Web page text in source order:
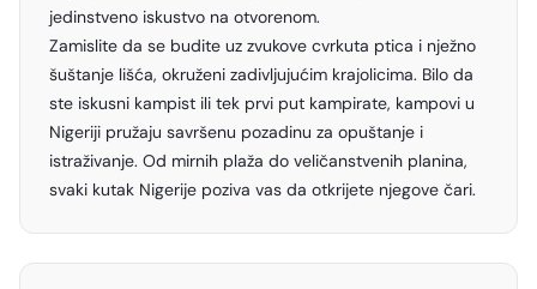
jedinstveno iskustvo na otvorenom.
Zamislite da se budite uz zvukove cvrkuta ptica i nježno
šuštanje lišća, okruženi zadivljujućim krajolicima. Bilo da
ste iskusni kampist ili tek prvi put kampirate, kampovi u
Nigeriji pružaju savršenu pozadinu za opuštanje i
istraživanje. Od mirnih plaža do veličanstvenih planina,
svaki kutak Nigerije poziva vas da otkrijete njegove čari.